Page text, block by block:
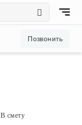
Позвонить
В смету
××